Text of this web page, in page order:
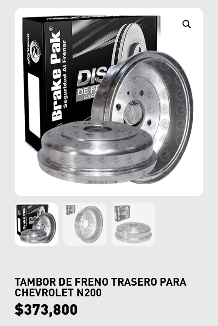
TAMBOR DE FRENO TRASERO PARA
CHEVROLET N200
$373,800